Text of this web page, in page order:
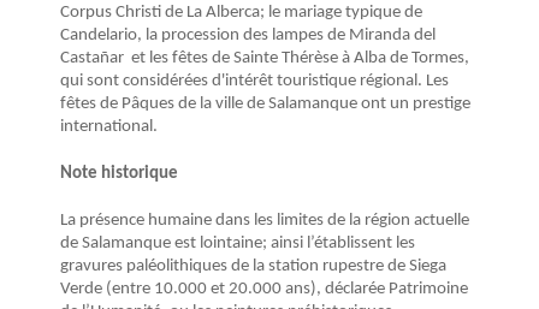
Corpus Christi de La Alberca; le mariage typique de
Candelario, la procession des lampes de Miranda del
Castañar et les fêtes de Sainte Thérèse à Alba de Tormes,
qui sont considérées d'intérêt touristique régional. Les
fêtes de Pâques de la ville de Salamanque ont un prestige
international.
Note historique
La présence humaine dans les limites de la région actuelle
de Salamanque est lointaine; ainsi l’établissent les
gravures paléolithiques de la station rupestre de Siega
Verde (entre 10.000 et 20.000 ans), déclarée Patrimoine